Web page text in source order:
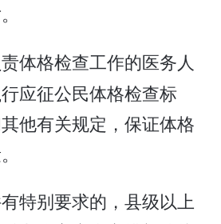
体格检查工作的医务人
应征公民体格检查标
他有关规定，保证体格
特别要求的，县级以上